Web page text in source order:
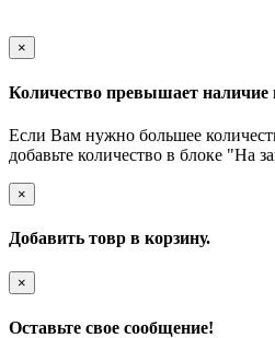
×
Количество превышает наличие
Если Вам нужно большее
добавьте количество в блоке "На
×
Добавить товр в корзину.
×
Оставьте свое сообщение!